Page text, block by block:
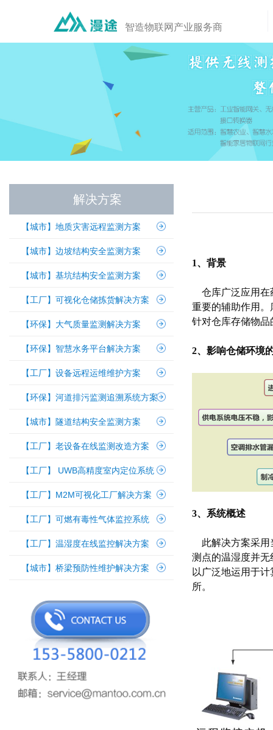
智造物联网产业服务商
解决方案
【城市】地质灾害远程监测方案
【城市】边坡结构安全监测方案
【城市】基坑结构安全监测方案
【工厂】可视化仓储拣货解决方案
【环保】大气质量监测解决方案
【环保】智慧水务平台解决方案
【工厂】设备远程运维维护方案
【环保】河道排污监测追溯系统方案
【城市】隧道结构安全监测方案
【工厂】老设备在线监测改造方案
【工厂】 UWB高精度室内定位系统
【工厂】M2M可视化工厂解决方案
【工厂】可燃有毒性气体监控系统
【工厂】温湿度在线监控解决方案
【城市】桥梁预防性维护解决方案
1、背景
仓库广泛应用在
重要的辅助作用
针对仓库存储物
2、影响仓储环境
3、系统概述
此解决方案采用
测点的温湿度并
以广泛地运用于
所。